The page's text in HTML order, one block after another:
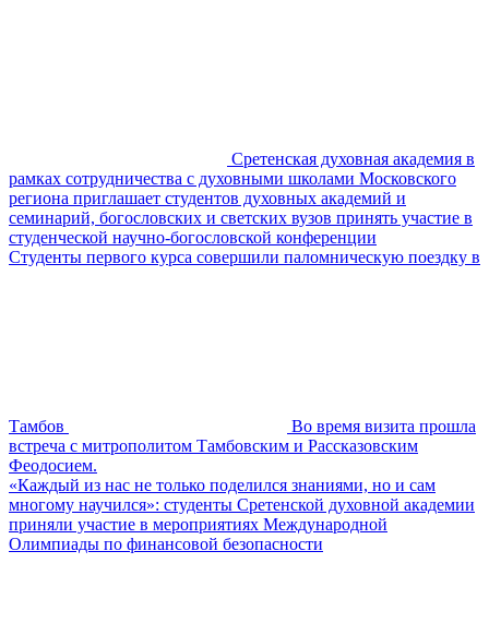
Сретенская духовная академия в
рамках сотрудничества с духовными школами Московского
региона приглашает студентов духовных академий и
семинарий, богословских и светских вузов принять участие в
студенческой научно-богословской конференции
Студенты первого курса совершили паломническую поездку в
Тамбов
Во время визита прошла
встреча с митрополитом Тамбовским и Рассказовским
Феодосием.
«Каждый из нас не только поделился знаниями, но и сам
многому научился»: студенты Сретенской духовной академии
приняли участие в мероприятиях Международной
Олимпиады по финансовой безопасности